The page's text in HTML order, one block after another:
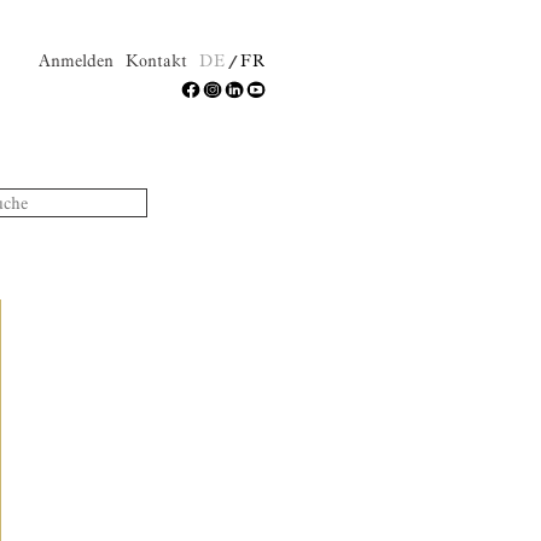
DE FR
Kontakt
Anmelden